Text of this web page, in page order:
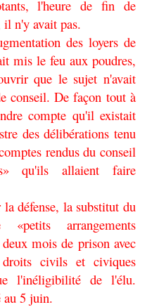
l'heure de fin de
n'y avait pas.
des loyers de
mis le feu aux poudres,
que le sujet n'avait
conseil. De façon tout à
compte qu'il existait
des délibérations tenu
rendus du conseil
qu'ils allaient faire
la défense, la substitut du
arrangements
mois de prison avec
civils et civiques
l'inéligibilité de l'élu.
au 5 juin.